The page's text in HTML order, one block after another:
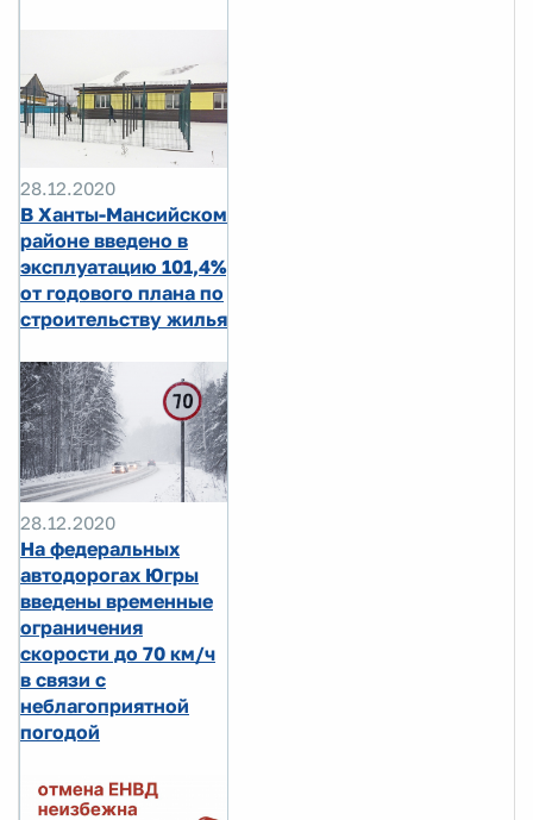
28.12.2020
В Ханты-Мансийском
районе введено в
эксплуатацию 101,4%
от годового плана по
строительству жилья
28.12.2020
На федеральных
автодорогах Югры
введены временные
ограничения
скорости до 70 км/ч
в связи с
неблагоприятной
погодой